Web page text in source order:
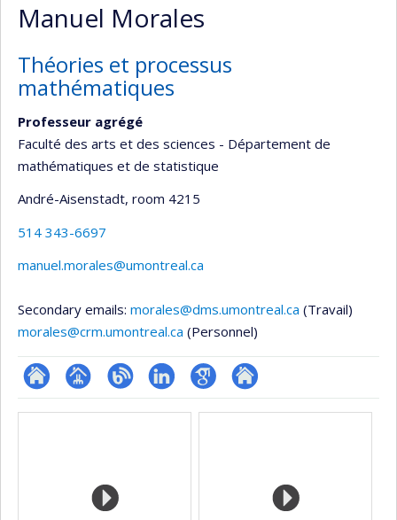
Manuel Morales
Théories et processus
mathématiques
Professeur agrégé
Faculté des arts et des sciences - Département de
mathématiques et de statistique
André-Aisenstadt, room 4215
514 343-6697
manuel.morales@umontreal.ca
Secondary emails: morales@dms.umontreal.ca (Travail)
morales@crm.umontreal.ca (Personnel)
ResearchGate
Page BlogueLinkedInGoogleAutre
Media